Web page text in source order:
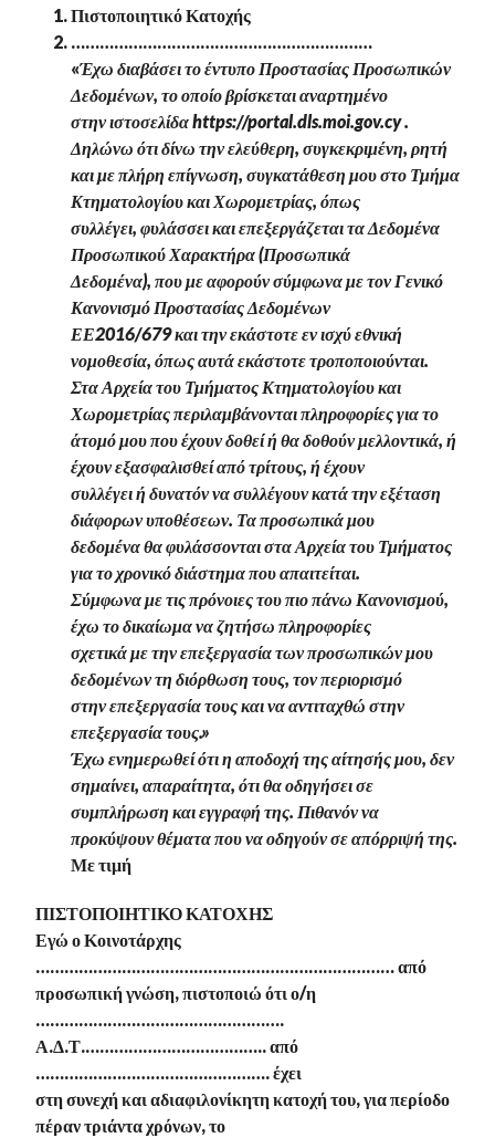
Πιστοποιητικό Κατοχής
………………………………………………………
«Έχω διαβάσει το έντυπο Προστασίας Προσωπικών
Δεδομένων, το οποίο βρίσκεται αναρτημένο
στην ιστοσελίδα https://portal.dls.moi.gov.cy .
Δηλώνω ότι δίνω την ελεύθερη, συγκεκριμένη, ρητή
και με πλήρη επίγνωση, συγκατάθεση μου στο Τμήμα
Κτηματολογίου και Χωρομετρίας, όπως
συλλέγει, φυλάσσει και επεξεργάζεται τα Δεδομένα
Προσωπικού Χαρακτήρα (Προσωπικά
Δεδομένα), που με αφορούν σύμφωνα με τον Γενικό
Κανονισμό Προστασίας Δεδομένων
ΕΕ2016/679 και την εκάστοτε εν ισχύ εθνική
νομοθεσία, όπως αυτά εκάστοτε τροποποιούνται.
Στα Αρχεία του Τμήματος Κτηματολογίου και
Χωρομετρίας περιλαμβάνονται πληροφορίες για το
άτομό μου που έχουν δοθεί ή θα δοθούν μελλοντικά, ή
έχουν εξασφαλισθεί από τρίτους, ή έχουν
συλλέγει ή δυνατόν να συλλέγουν κατά την εξέταση
διάφορων υποθέσεων. Τα προσωπικά μου
δεδομένα θα φυλάσσονται στα Αρχεία του Τμήματος
για το χρονικό διάστημα που απαιτείται.
Σύμφωνα με τις πρόνοιες του πιο πάνω Κανονισμού,
έχω το δικαίωμα να ζητήσω πληροφορίες
σχετικά με την επεξεργασία των προσωπικών μου
δεδομένων τη διόρθωση τους, τον περιορισμό
στην επεξεργασία τους και να αντιταχθώ στην
επεξεργασία τους.»
Έχω ενημερωθεί ότι η αποδοχή της αίτησής μου, δεν
σημαίνει, απαραίτητα, ότι θα οδηγήσει σε
συμπλήρωση και εγγραφή της. Πιθανόν να
προκύψουν θέματα που να οδηγούν σε απόρριψή της.
Με τιμή
ΠΙΣΤΟΠΟΙΗΤΙΚΟ ΚΑΤΟΧΗΣ
Εγώ ο Κοινοτάρχης
………………………………………………………………… από
προσωπική γνώση, πιστοποιώ ότι ο/η
…………………………………………….
Α.Δ.Τ.……………………………….. από
…………………………………………. έχει
στη συνεχή και αδιαφιλονίκητη κατοχή του, για περίοδο
πέραν τριάντα χρόνων, το